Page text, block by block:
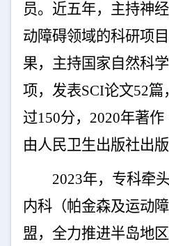
员。近五年，主持神
动障碍领域的科研项
果，主持国家自然科
项，发表SCI论文52篇
过150分， 2020年著作
由人民卫生出版社出版
2023年，专科牵
内科（帕金森及运动
盟，全力推进半岛地